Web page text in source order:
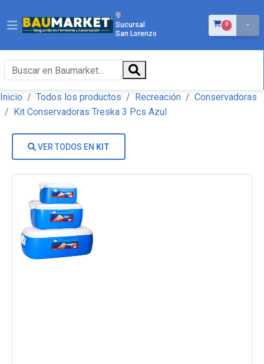
Sucursal
San Lorenzo
0ÍTEMS EN EL
Inicio Todos los productos Recreación
Conservadoras
Kit Conservadoras Treska 3 Pcs Azul
VER TODOS EN KIT